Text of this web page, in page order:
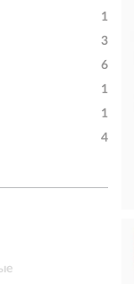
1
3
6
1
1
4